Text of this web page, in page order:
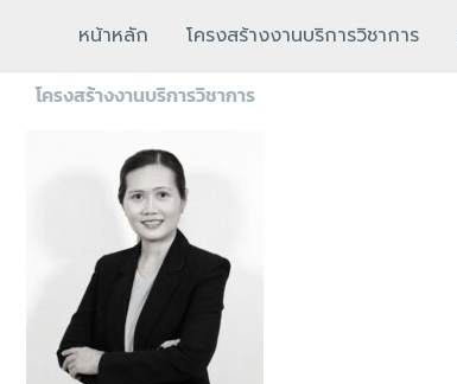
หน้าหลัก โครงสร้างงานบริการวิชาการ
โครงสร้างงานบริการวิชาการ